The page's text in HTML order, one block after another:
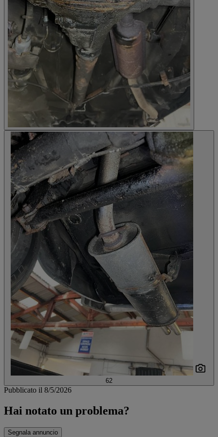
62
Pubblicato il 8/5/2026
Hai notato un problema?
Segnala annuncio